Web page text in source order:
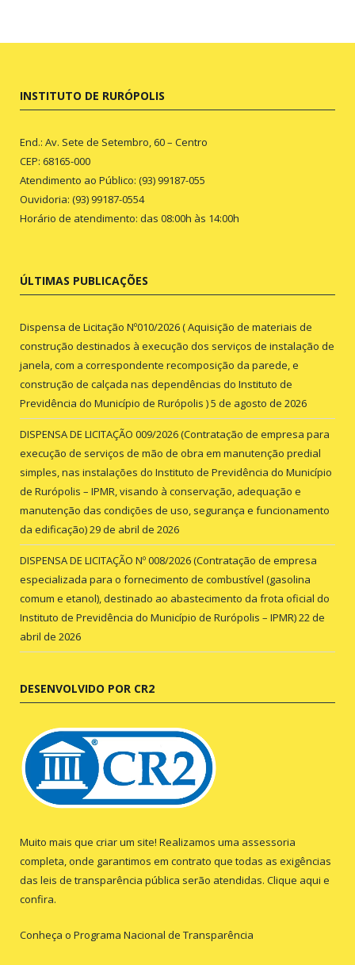
INSTITUTO DE RURÓPOLIS
End.: Av. Sete de Setembro, 60 – Centro
CEP: 68165-000
Atendimento ao Público: (93) 99187-055
Ouvidoria: (93) 99187-0554
Horário de atendimento: das 08:00h às 14:00h
ÚLTIMAS PUBLICAÇÕES
Dispensa de Licitação Nº010/2026 ( Aquisição de materiais de
construção destinados à execução dos serviços de instalação de
janela, com a correspondente recomposição da parede, e
construção de calçada nas dependências do Instituto de
Previdência do Município de Rurópolis )5 de agosto de 2026
DISPENSA DE LICITAÇÃO 009/2026 (Contratação de empresa para
execução de serviços de mão de obra em manutenção predial
simples, nas instalações do Instituto de Previdência do Município
de Rurópolis – IPMR, visando à conservação, adequação e
manutenção das condições de uso, segurança e funcionamento
da edificação)29 de abril de 2026
DISPENSA DE LICITAÇÃO Nº 008/2026 (Contratação de empresa
especializada para o fornecimento de combustível (gasolina
comum e etanol), destinado ao abastecimento da frota oficial do
Instituto de Previdência do Município de Rurópolis – IPMR)22 de
abril de 2026
DESENVOLVIDO POR CR2
Muito mais que criar um site! Realizamos uma assessoria
completa, onde garantimos em contrato que todas as exigências
das leis de transparência pública serão atendidas. Clique aqui e
confira.
Conheça o Programa Nacional de Transparência